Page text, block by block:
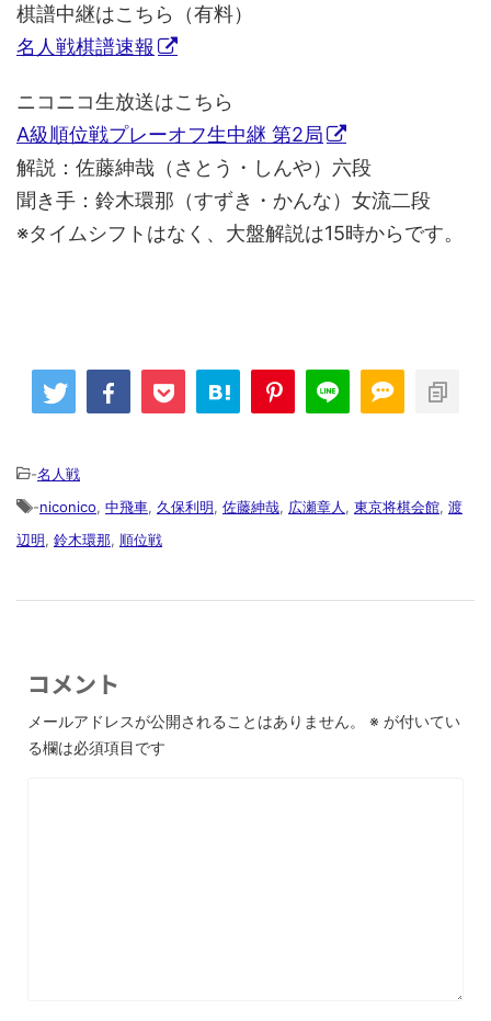
棋譜中継はこちら（有料）
名人戦棋譜速報
ニコニコ生放送はこちら
A級順位戦プレーオフ生中継 第2局
解説：佐藤紳哉（さとう・しんや）六段
聞き手：鈴木環那（すずき・かんな）女流二段
※タイムシフトはなく、大盤解説は15時からです。
-名人戦
-niconico, 中飛車, 久保利明, 佐藤紳哉, 広瀬章人 , 東京将棋会館, 渡
辺明, 鈴木環那, 順位戦
コメント
メールアドレスが公開されることはありません。 ※ が付いてい
る欄は必須項目です